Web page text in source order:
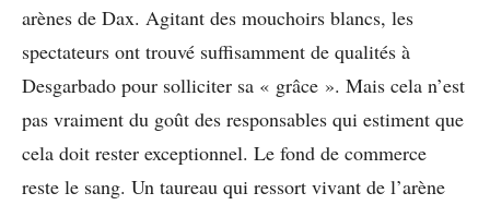
arènes de Dax. Agitant des mouchoirs blancs, les
spectateurs ont trouvé suffisamment de qualités à
Desgarbado pour solliciter sa « grâce ». Mais cela n’est
pas vraiment du goût des responsables qui estiment que
cela doit rester exceptionnel. Le fond de commerce
reste le sang. Un taureau qui ressort vivant de l’arène